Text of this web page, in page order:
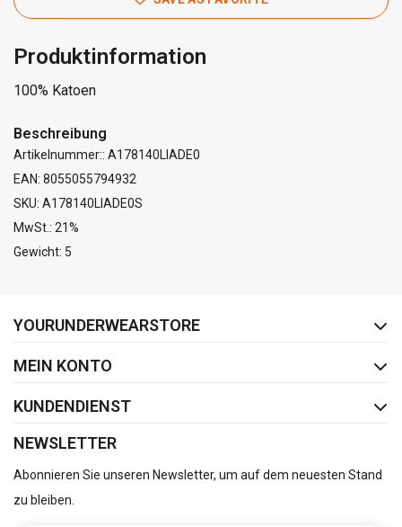
Produktinformation
100% Katoen
Beschreibung
Artikelnummer:: A178140LIADE0
EAN: 8055055794932
SKU: A178140LIADE0S
MwSt.: 21%
Gewicht: 5
YOURUNDERWEARSTORE
MEIN KONTO
KUNDENDIENST
NEWSLETTER
Abonnieren Sie unseren Newsletter, um auf dem neuesten Stand
zu bleiben.